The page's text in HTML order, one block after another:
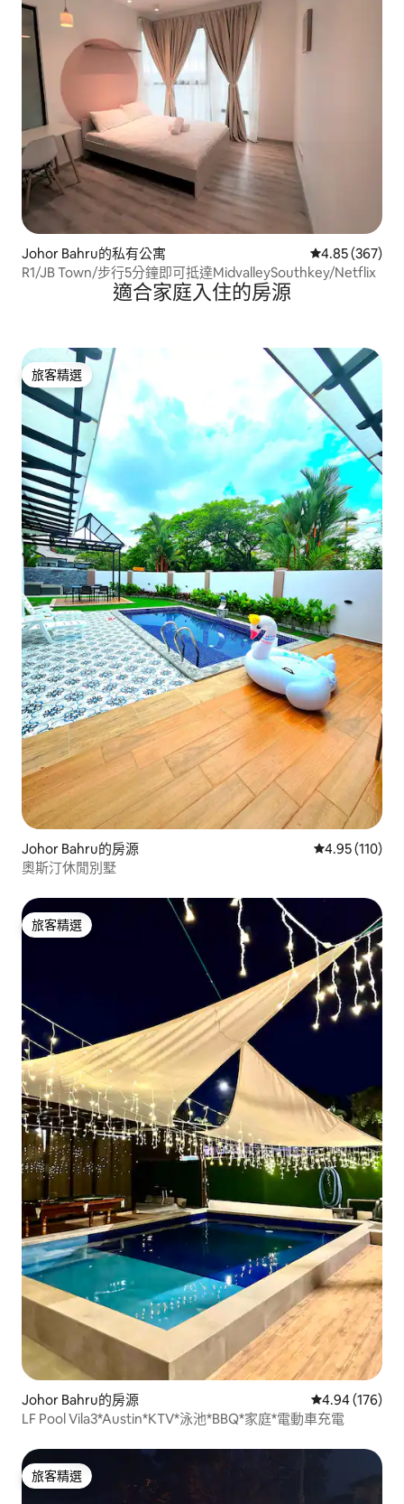
Johor Bahru的私有公寓 從 367 則評價
4.85 (367)
R1/JB Town/步行5分鐘即可抵達MidvalleySouthkey/Netflix
適合家庭入住的房源
旅客精選
旅客精選
Johor Bahru的房源 從 110 則評價
4.95 (110)
奧斯汀休閒別墅
旅客精選
旅客精選
Johor Bahru的房源 從 176 則評價
4.94 (176)
LF Pool Vila3*Austin*KTV*泳池*BBQ*家庭*電動車充電
旅客精選
旅客精選